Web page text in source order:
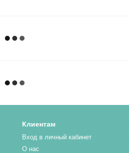
Клиентам
Вход в личный кабинет
О нас